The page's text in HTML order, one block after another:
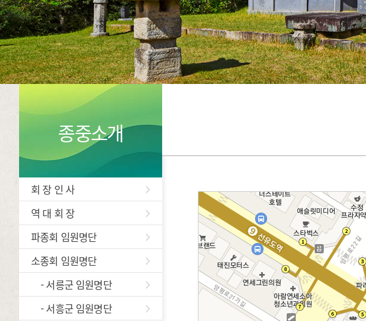
종중소개
회 장 인 사
역 대 회 장
파종회 임원명단
소종회 임원명단
- 서릉군 임원명단
- 서흥군 임원명단